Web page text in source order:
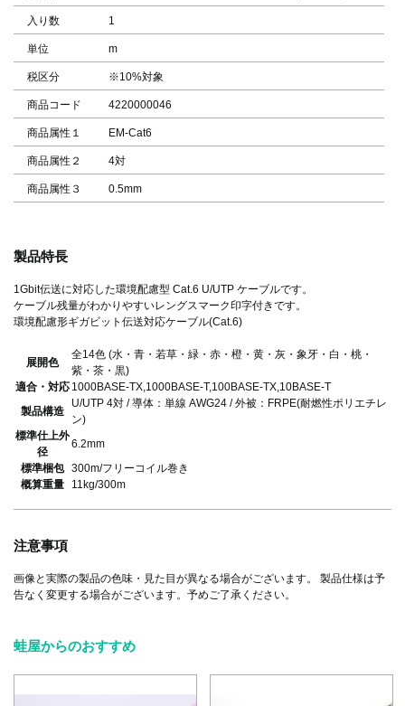
入り数 1
単位 m
税区分 ※10%対象
商品コード 4220000046
商品属性１ EM-Cat6
商品属性２ 4対
商品属性３ 0.5mm
製品特長
1Gbit伝送に対応した環境配慮型 Cat.6 U/UTP ケーブルです。
ケーブル残量がわかりやすいレングスマーク印字付きです。
環境配慮形ギガビット伝送対応ケーブル(Cat.6)
展開色
全14色 (水・青・若草・緑・赤・橙・黄・灰・象牙・白・桃・
紫・茶・黒)
適合・対応 1000BASE-TX,1000BASE-T,100BASE-TX,10BASE-T
製品構造
U/UTP 4対 / 導体：単線 AWG24 / 外被：FRPE(耐燃性ポリエチレ
ン)
標準仕上外
径
6.2mm
標準梱包 300m/フリーコイル巻き
概算重量
11kg/300m
注意事項
画像と実際の製品の色味・見た目が異なる場合がございます。 製品仕様は予
告なく変更する場合がございます。予めご了承ください。
蛙屋からのおすすめ